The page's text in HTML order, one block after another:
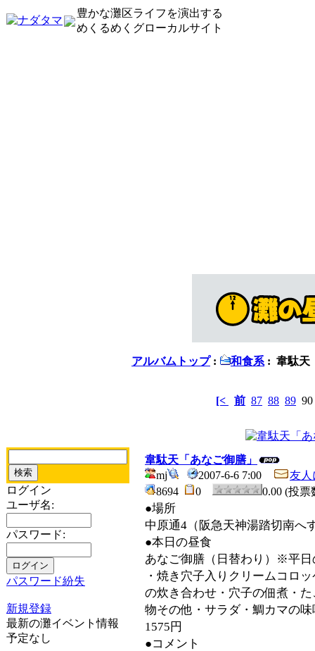
豊かな灘区ライフを演出する
めくるめくグローカルサイト
ログイン
ユーザ名:
パスワード:
パスワード紛失
新規登録
最新の灘イベント情報
予定なし
アルバムトップ: 和食系 : 韋駄天
[< 前 87 88 89
韋駄天「あなご御膳」
mj
2007-6-6 7:00
友人
8694
0 0.00 (投票
●場所
中原通4（阪急天神湯踏切南へ
●本日の昼食
あなご御膳（日替わり）※平日
・焼き穴子入りクリームコロ
の炊き合わせ・穴子の佃煮・
物その他・サラダ・鯛カマの
1575円
●コメント